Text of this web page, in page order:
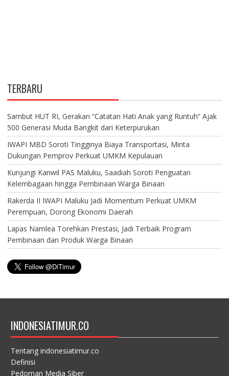
TERBARU
Sambut HUT RI, Gerakan “Catatan Hati Anak yang Runtuh” Ajak
500 Generasi Muda Bangkit dari Keterpurukan
IWAPI MBD Soroti Tingginya Biaya Transportasi, Minta
Dukungan Pemprov Perkuat UMKM Kepulauan
Kunjungi Kanwil PAS Maluku, Saadiah Soroti Penguatan
Kelembagaan hingga Pembinaan Warga Binaan
Rakerda II IWAPI Maluku Jadi Momentum Perkuat UMKM
Perempuan, Dorong Ekonomi Daerah
Lapas Namlea Torehkan Prestasi, Jadi Terbaik Program
Pembinaan dan Produk Warga Binaan
INDONESIATIMUR.CO
Tentang indonesiatimur.co
Definisi
Pedoman Media Siber